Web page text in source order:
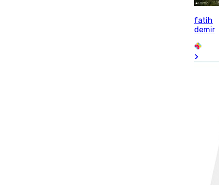
fatih
demir